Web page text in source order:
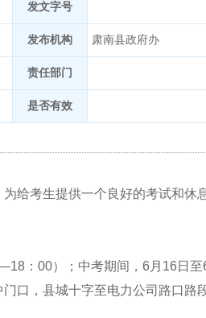
发文字号
发布机构 肃南县政府办
责任部门
是否有效
给考生提供一个良好的考试和休
： 00）；中考期间， 6月16日至
门口，县城十字至电力公司路口路